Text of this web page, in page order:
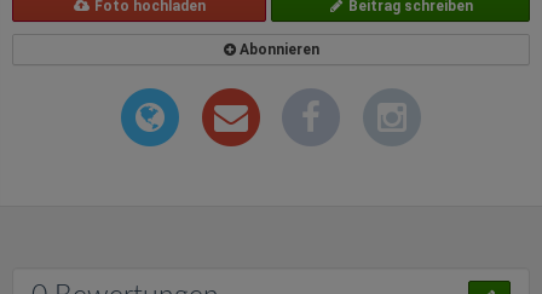
Foto hochladen Beitrag schreiben
Abonnieren